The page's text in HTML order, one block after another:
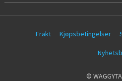
Frakt Kjøpsbetingelser
©